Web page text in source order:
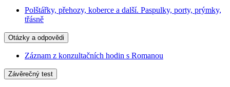
Polštářky, přehozy, koberce a další. Paspulky, porty, prýmky,
třásně
Otázky a odpovědi
Záznam z konzultačních hodin s Romanou
Závěrečný test